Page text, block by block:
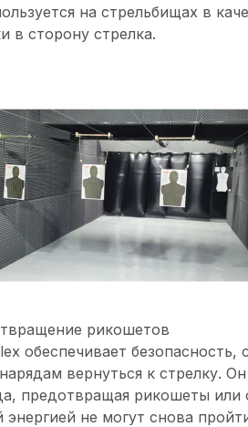
на стрельбищах в
в сторону стрелка.
рикошетов
обеспечивает
вернуться к стрелку.
предотвращая рикошеты
энергией не могут снова